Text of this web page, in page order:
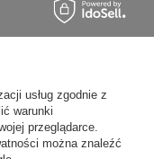
usług zgodnie z
warunki
przeglądarce.
można znaleźć